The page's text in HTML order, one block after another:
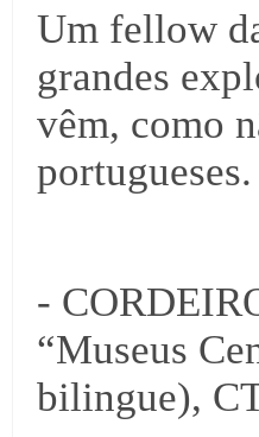
Um fellow
grandes
vêm, como
-
“Museus
bilingue),